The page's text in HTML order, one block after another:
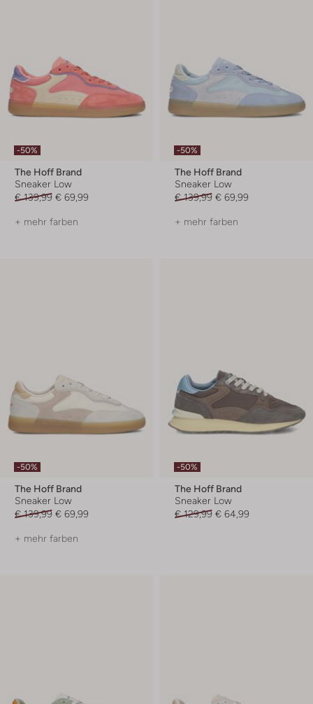
-50%
The Hoff Brand
Sneaker Low
€ 139,99 € 69,99
+ mehr farben
-50%
The Hoff Brand
Sneaker Low
€ 139,99 € 69,99
+ mehr farben
-50%
The Hoff Brand
Sneaker Low
€ 139,99 € 69,99
+ mehr farben
-50%
The Hoff Brand
Sneaker Low
€ 129,99 € 64,99